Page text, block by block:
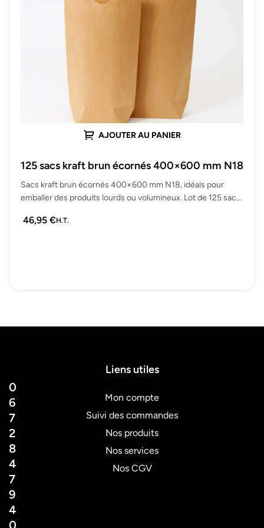
AJOUTER AU PANIER
125 sacs kraft brun écornés 400×600 mm N18
Sacs kraft brun écornés 400×600 mm N18, idéals pour
emballer des produits lourds ou volumineux. Lot de 125 sacs
46,95 €H.T.
0
6
7
2
8
4
7
9
4
0
Liens utiles
Mon compte
Suivi des commandes
Nos produits
Nos services
Nos CGV